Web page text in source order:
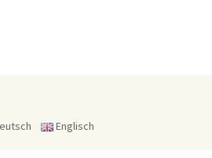
Englisch